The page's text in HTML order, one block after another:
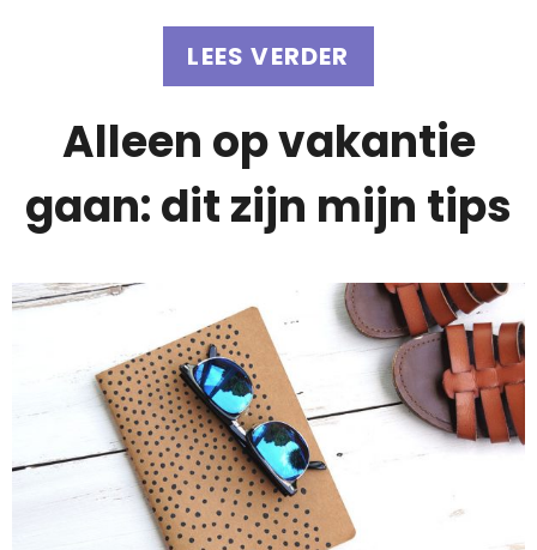
LEES VERDER
Alleen op vakantie
gaan: dit zijn mijn tips